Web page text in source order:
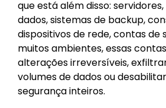
que está além disso:
dados, sistemas de backup,
dispositivos de rede, contas de
muitos ambientes, essas
alterações irreversíveis,
volumes de dados ou
segurança inteiros.